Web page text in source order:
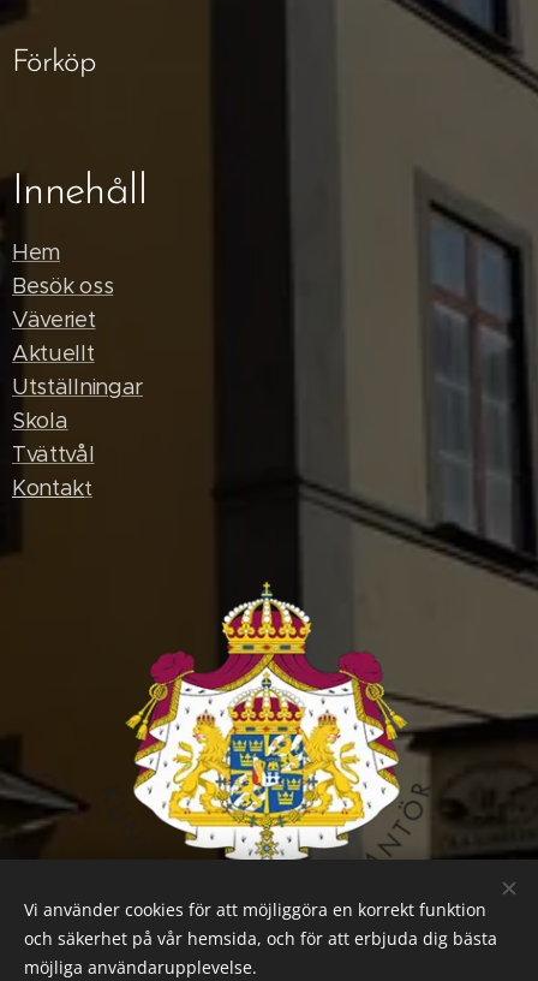
Förköp
Innehåll
Hem
Besök oss
Väveriet
Aktuellt
Utställningar
Skola
Tvättvål
Kontakt
© 2023 K. A. Almgren sidenväveri & museum
Vi använder cookies för att möjliggöra en korrekt funktion
och säkerhet på vår hemsida, och för att erbjuda dig bästa
möjliga användarupplevelse.